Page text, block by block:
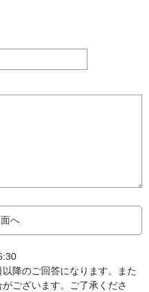
降のご回答になります。また
ございます。ご了承くださ